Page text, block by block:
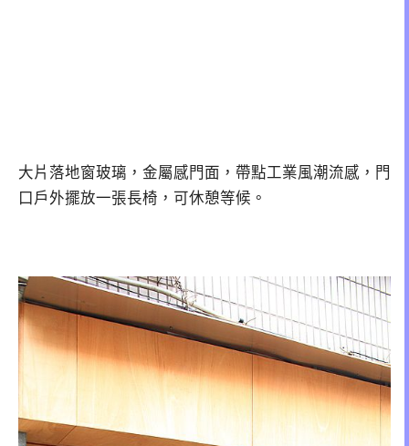
大片落地窗玻璃，金屬感門面，帶點工業風潮流感，門
口戶外擺放一張長椅，可休憩等候。